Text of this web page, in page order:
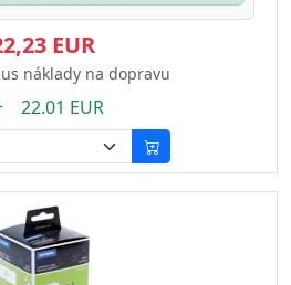
EUR
náklady na dopravu
22.01 EUR